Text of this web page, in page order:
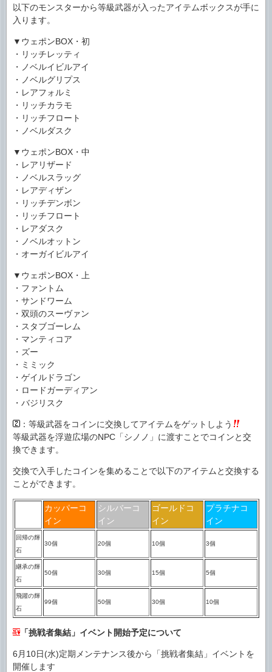
以下のモンスターから等級武器が入ったアイテムボックスが手に
入ります。
▼ウェポンBOX・初
・リッチレッティ
・ノベルイビルアイ
・ノベルグリプス
・レアフォルミ
・リッチカラモ
・リッチフロート
・ノベルダスク
▼ウェポンBOX・中
・レアリザード
・ノベルスラッグ
・レアディザン
・リッチデンボン
・リッチフロート
・レアダスク
・ノベルオットン
・オーガイビルアイ
▼ウェポンBOX・上
・ファントム
・サンドワーム
・双頭のスーヴァン
・スタブゴーレム
・マンティコア
・ズー
・ミミック
・ゲイルドラゴン
・ロードガーディアン
・バジリスク
：等級武器をコインに交換してアイテムをゲットしよう
等級武器を浮遊広場のNPC「シノノ」に渡すことでコインと交
換できます。
交換で入手したコインを集めることで以下のアイテムと交換する
ことができます。
カッパーコ
イン
シルバーコ
イン
ゴールドコ
イン
プラチナコ
イン
回帰の輝
石
30個 20個 10個 3個
継承の輝
石
50個 30個 15個 5個
飛躍の輝
石
99個 50個 30個 10個
「挑戦者集結」イベント開始予定について
6月10日(水)定期メンテナンス後から「挑戦者集結」イベントを
開催します